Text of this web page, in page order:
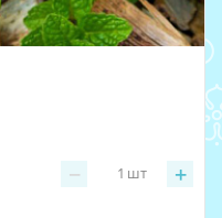
− +
1 шт